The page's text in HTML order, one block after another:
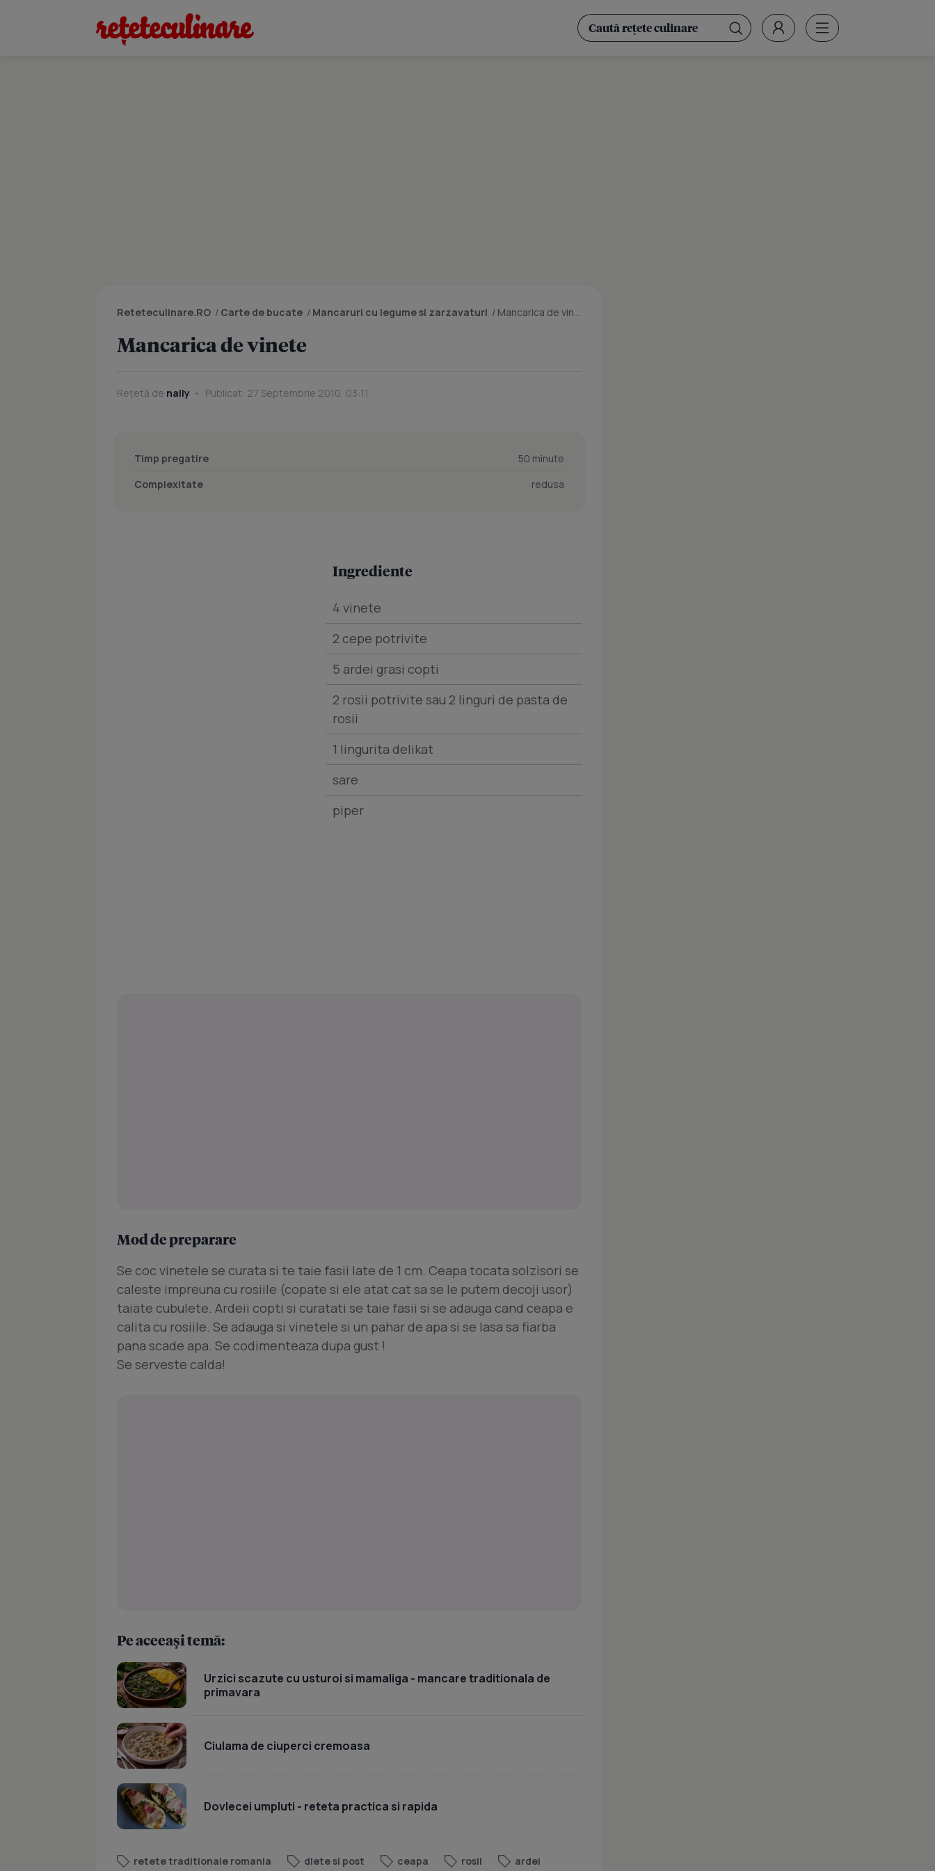
Reteteculinare.RO / Carte de bucate / Mancaruri cu legume si zarzavaturi / Mancarica de vinete
Mancarica de vinete
Rețetă de nally Publicat: 27 Septembrie 2010, 03:11
Timp pregatire
50 minute
Complexitate
redusa
Ingrediente
4 vinete
2 cepe potrivite
5 ardei grasi copti
2 rosii potrivite sau 2 linguri de pasta de
rosii
1 lingurita delikat
sare
piper
Mod de preparare
Se coc vinetele se curata si te taie fasii late de 1 cm. Ceapa tocata solzisori se
caleste impreuna cu rosiile (copate si ele atat cat sa se le putem decoji usor)
taiate cubulete. Ardeii copti si curatati se taie fasii si se adauga cand ceapa e
calita cu rosiile. Se adauga si vinetele si un pahar de apa si se lasa sa fiarba
pana scade apa. Se codimenteaza dupa gust !
Se serveste calda!
Pe aceeași temă:
Urzici scazute cu usturoi si mamaliga - mancare traditionala de
primavara
Ciulama de ciuperci cremoasa
Dovlecei umpluti - reteta practica si rapida
retete traditionale romania diete si post ceapa rosii
ardei